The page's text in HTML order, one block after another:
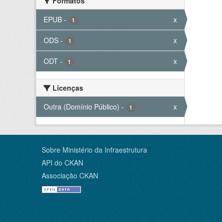
EPUB - 1 x
ODS - 1 x
ODT - 1 x
Licenças
Outra (Domínio Público) - 1 x
Sobre Ministério da Infraestrutura
API do CKAN
Associação CKAN